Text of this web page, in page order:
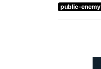
public-enemy